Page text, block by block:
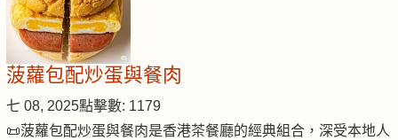
菠蘿包配炒蛋與餐肉
七 08, 2025點擊數: 1179
📜菠蘿包配炒蛋與餐肉是香港茶餐廳的經典組合，深受本地人